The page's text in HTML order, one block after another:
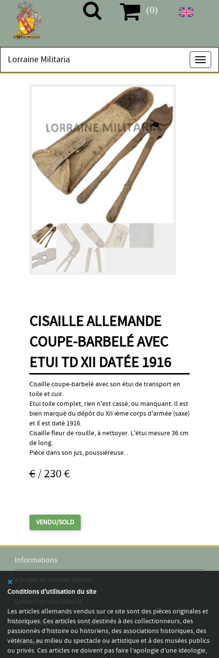
(0)
Lorraine Militaria
CISAILLE ALLEMANDE
COUPE-BARBELÉ AVEC
ETUI TD XII DATÉE 1916
Cisaille coupe-barbelé avec son étui de transport en
toile et cuir.
Etui toile complet, rien n'est cassé, ou manquant. Il est
bien marqué du dépôt du XII ième corps d'armée (saxe)
et il est daté 1916.
Cisaille fleur de rouille, à nettoyer. L'étui mesure 36 cm
de long.
Pièce dans son jus, poussiéreuse. .
€/ 230 €
VENDU/SOLD
Informations
A propos de Lorraine Militaria
Conditions générale de vente
Contact Lorraine Militaria
NOMBRE DE VISITEURS : 116135
Paiement
Conditions d'utilisation du site
Les articles allemands vendus sur ce site sont des pièces originales et
historiques. Ces articles sont destinés à des collectionneurs, des
passionnés d’histoire ou historiens, des associations historiques, des
vétérans, au milieu du spectacle ou artistique et à des musées publics
ou privés. Ces articles ne doivent pas faire l’apologie d’une idéologie,